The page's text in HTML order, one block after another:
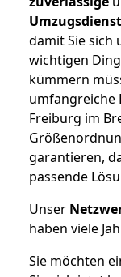
damit Sie sich
wichtigen
kümmern
umfangreiche
Freiburg im
garantieren,
passende
Unser
haben viele
Sie möchten